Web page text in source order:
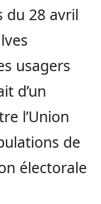
du 28 avril
usagers
d’un
l’Union
de
électorale